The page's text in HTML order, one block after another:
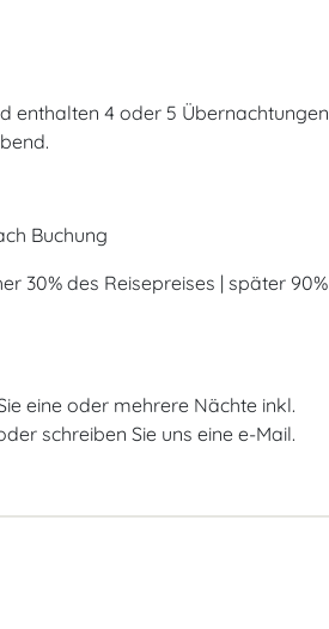
enthalten 4 oder 5 Übernachtungen
Buchung
30% des Reisepreises | später 90%
eine oder mehrere Nächte inkl.
schreiben Sie uns eine e-Mail.